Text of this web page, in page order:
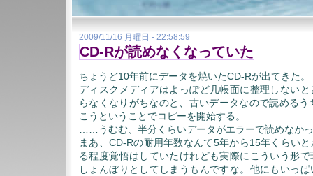
2009/11/16 月曜日 - 22:58:59
CD-Rが読めなくなっていた
ちょうど10年前にデータを焼いたCD-Rが出てきた。
ディスクメディアはよっぽど几帳面に整理しない
らなくなりがちなのと、古いデータなので読めるう
こうということでコピーを開始する。
……うむむ、半分くらいデータがエラーで読めなか
まあ、CD-Rの耐用年数なんて5年から15年くらい
る程度覚悟はしていたけれども実際にこういう形
しょんぼりとしてしまうもんですな。他にもいっ